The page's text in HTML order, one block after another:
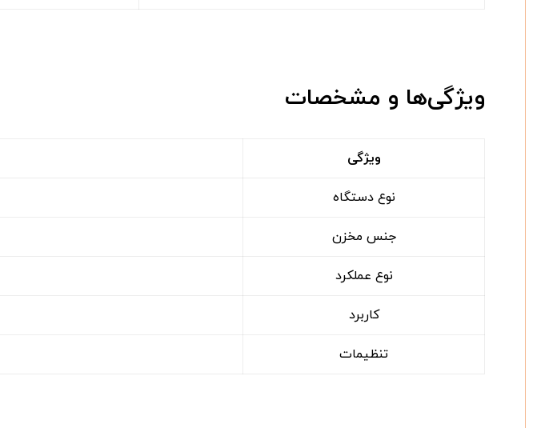
ویژگی‌ها و مشخصات
ویژگی
نوع دستگاه
جنس مخزن
نوع عملکرد
کاربرد
تنظیمات